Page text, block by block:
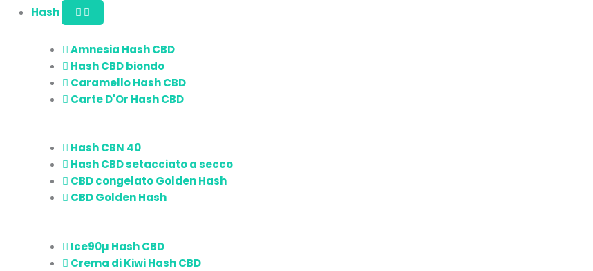
Hash
Amnesia Hash CBD
Hash CBD biondo
Caramello Hash CBD
Carte D'Or Hash CBD
Hash CBN 40
Hash CBD setacciato a secco
CBD congelato Golden Hash
CBD Golden Hash
Ice90µ Hash CBD
Crema di Kiwi Hash CBD